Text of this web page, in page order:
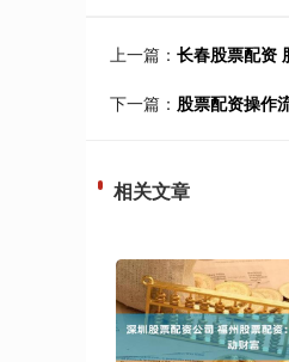
上一篇： 长春股票配资
下一篇： 股票配资操作
相关文章